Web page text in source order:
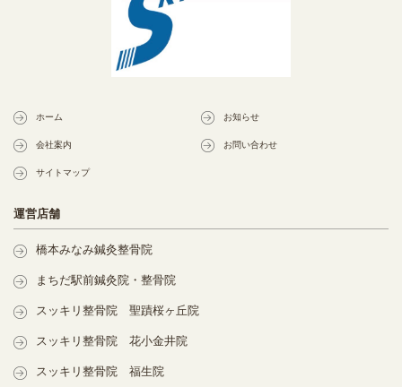
ホーム お知らせ
会社案内 お問い合わせ
サイトマップ
運営店舗
橋本みなみ鍼灸整骨院
まちだ駅前鍼灸院・整骨院
スッキリ整骨院 聖蹟桜ヶ丘院
スッキリ整骨院 花小金井院
スッキリ整骨院 福生院